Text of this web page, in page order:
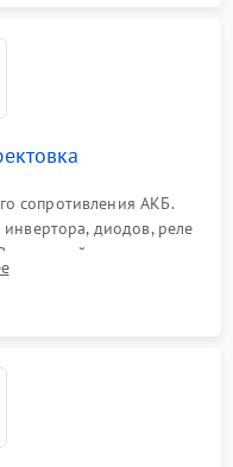
сопротивления АКБ.
диодов, реле
поиск вздутых
печатной плате.